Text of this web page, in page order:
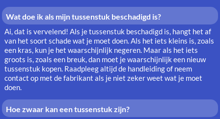
Wat doe ik als mijn tussenstuk beschadigd is?
Ai, dat is vervelend! Als je tussenstuk beschadigd is, hangt het af
van het soort schade wat je moet doen. Als het iets kleins is, zoals
een kras, kun je het waarschijnlijk negeren. Maar als het iets
groots is, zoals een breuk, dan moet je waarschijnlijk een nieuw
tussenstuk kopen. Raadpleeg altijd de handleiding of neem
contact op met de fabrikant als je niet zeker weet wat je moet
doen.
Hoe zwaar kan een tussenstuk zijn?